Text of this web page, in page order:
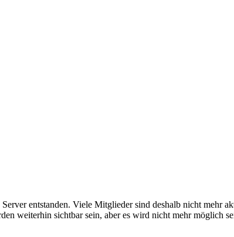
entstanden. Viele Mitglieder sind deshalb nicht mehr
weiterhin sichtbar sein, aber es wird nicht mehr möglich